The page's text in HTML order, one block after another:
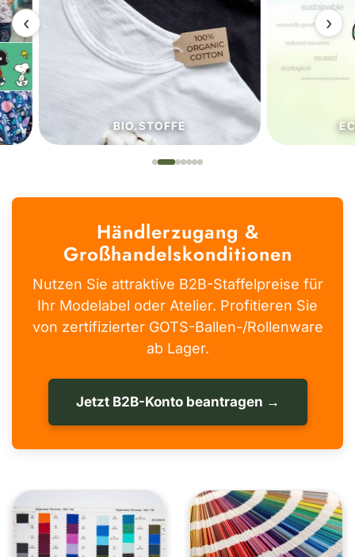
‹
BIO.STOFFE
›
Händlerzugang &
Großhandelskonditionen
Nutzen Sie attraktive B2B-Staffelpreise für
Ihr Modelabel oder Atelier. Profitieren Sie
von zertifizierter GOTS-Ballen-/Rollenware
ab Lager.
Jetzt B2B-Konto beantragen →